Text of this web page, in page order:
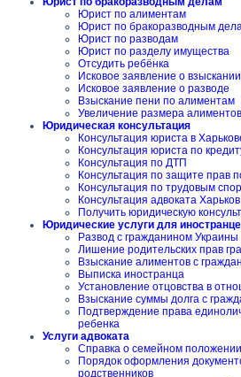
Юрист по алиментам
Юрист по бракоразводным
Юрист по разводам
Юрист по разделу имущества
Отсудить ребёнка
Исковое заявление о
Исковое заявление о разводе
Взыскание пени по алиментам
Увеличение размера алиментов
Юридическая консультация
Консультация юриста в
Консультация юриста по
Консультация по ДТП
Консультация по защите прав
Консультация по трудовым
Консультация адвоката Харьков
Получить юридическую
Юридические услуги для
Развод с гражданином Украины
Лишение родительских прав
Взыскание алиментов с
Выписка иностранца
Установление отцовства в
Взыскание суммы долга с
Подтверждение права
ребенка
Услуги адвоката
Справка о семейном положении
Порядок оформления
родственников